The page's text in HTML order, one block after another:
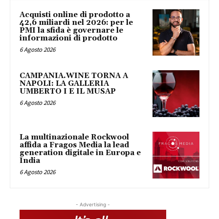
Acquisti online di prodotto a
42,6 miliardi nel 2026: per le
PMI la sfida è governare le
informazioni di prodotto
6 Agosto 2026
CAMPANIA.WINE TORNA A
NAPOLI: LA GALLERIA
UMBERTO I E IL MUSAP
6 Agosto 2026
La multinazionale Rockwool
affida a Fragos Media la lead
generation digitale in Europa e
India
6 Agosto 2026
- Advertising -